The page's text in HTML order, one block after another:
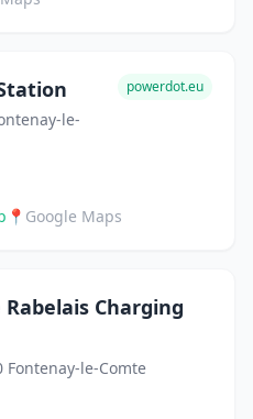
le-
powerdot.eu
📍 Google Maps
Charging
Fontenay-le-Comte